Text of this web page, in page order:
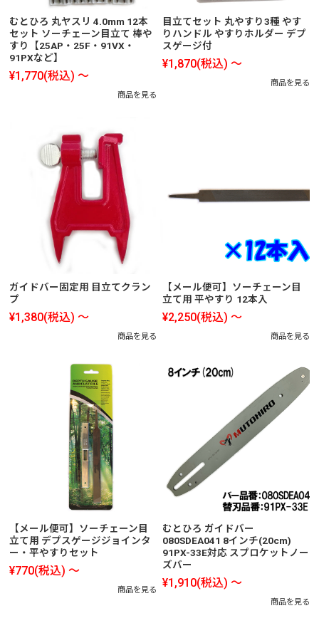
むとひろ 丸ヤスリ 4.0mm 12本
セット ソーチェーン目立て 棒や
すり【25AP・25F・91VX・
91PXなど】
¥1,770(税込) ～
商品を見る
目立てセット 丸やすり3種 やす
りハンドル やすりホルダー デプ
スゲージ付
¥1,870(税込) ～
商品を見る
ガイドバー固定用 目立てクラン
プ
¥1,380(税込) ～
商品を見る
【メール便可】ソーチェーン目
立て用 平やすり 12本入
¥2,250(税込) ～
商品を見る
【メール便可】ソーチェーン目
立て用 デプスゲージジョインタ
ー・平やすりセット
¥770(税込) ～
商品を見る
むとひろ ガイドバー
080SDEA041 8インチ(20cm)
91PX-33E対応 スプロケットノー
ズバー
¥1,910(税込) ～
商品を見る